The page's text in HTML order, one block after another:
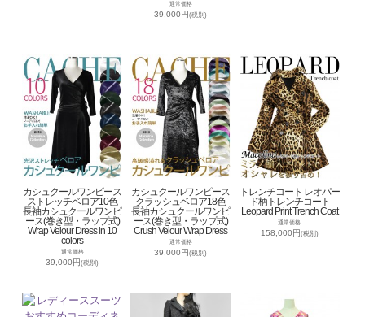
通常価格
39,000円(税別)
カシュクールワンピース
ストレッチベロア10色
長袖カシュクールワンピ
ース(巻き型・ラップ式)
Wrap Velour Dress in 10
colors
通常価格
39,000円(税別)
カシュクールワンピース
クラッシュベロア18色
長袖カシュクールワンピ
ース(巻き型・ラップ式)
Crush Velour Wrap Dress
通常価格
39,000円(税別)
トレンチコート レオパー
ド柄トレンチコート
Leopard Print Trench Coat
通常価格
158,000円(税別)